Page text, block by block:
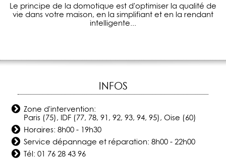
Le principe de la domotique est d'optimiser la qualité de
vie dans votre maison, en la simplifiant et en la rendant
intelligente...
INFOS
Zone d'intervention:
Paris (75), IDF (77, 78, 91, 92, 93, 94, 95), Oise (60)
Horaires: 8h00 - 19h30
Service dépannage et réparation: 8h00 - 22h00
Tél:01 76 28 43 96